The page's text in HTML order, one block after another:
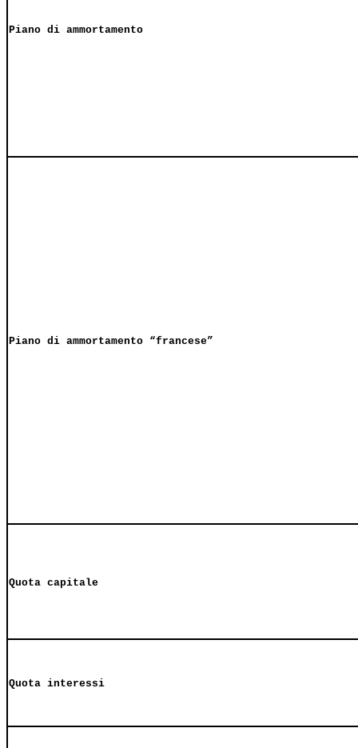
Piano di ammortamento
Piano di ammortamento “francese”
Quota capitale
Quota interessi